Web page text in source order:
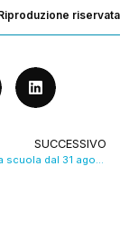
riservata
SUCCESSIVO
Al lavoro per la scuola dal 31 agosto, non tutti son contenti. VIDEO